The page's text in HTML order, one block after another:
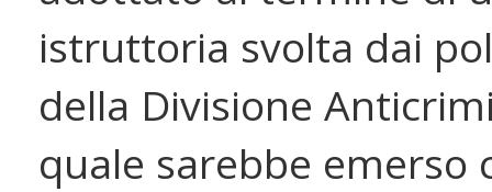
istruttoria svolta dai
della Divisione
quale sarebbe emerso